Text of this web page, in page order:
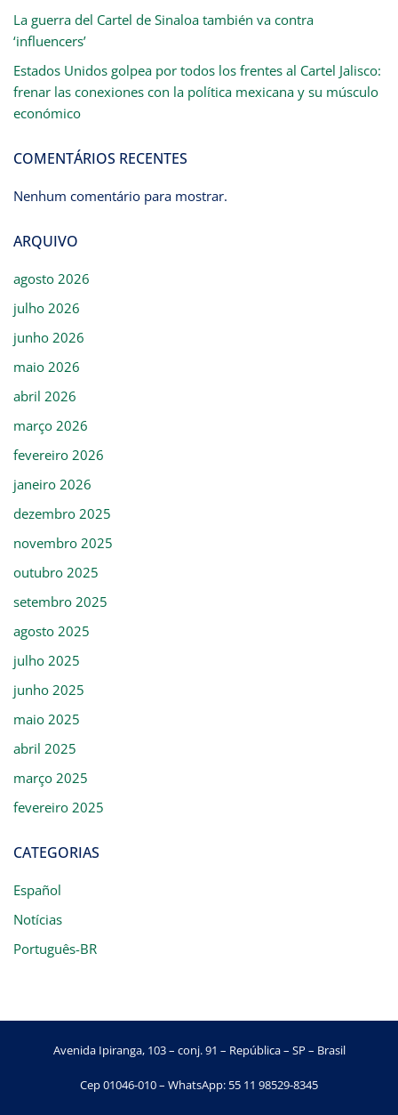
La guerra del Cartel de Sinaloa también va contra
‘influencers’
Estados Unidos golpea por todos los frentes al Cartel Jalisco:
frenar las conexiones con la política mexicana y su músculo
económico
COMENTÁRIOS RECENTES
Nenhum comentário para mostrar.
ARQUIVO
agosto 2026
julho 2026
junho 2026
maio 2026
abril 2026
março 2026
fevereiro 2026
janeiro 2026
dezembro 2025
novembro 2025
outubro 2025
setembro 2025
agosto 2025
julho 2025
junho 2025
maio 2025
abril 2025
março 2025
fevereiro 2025
CATEGORIAS
Español
Notícias
Português-BR
Avenida Ipiranga, 103 – conj. 91 – República – SP – Brasil
Cep 01046-010 – WhatsApp: 55 11 98529-8345